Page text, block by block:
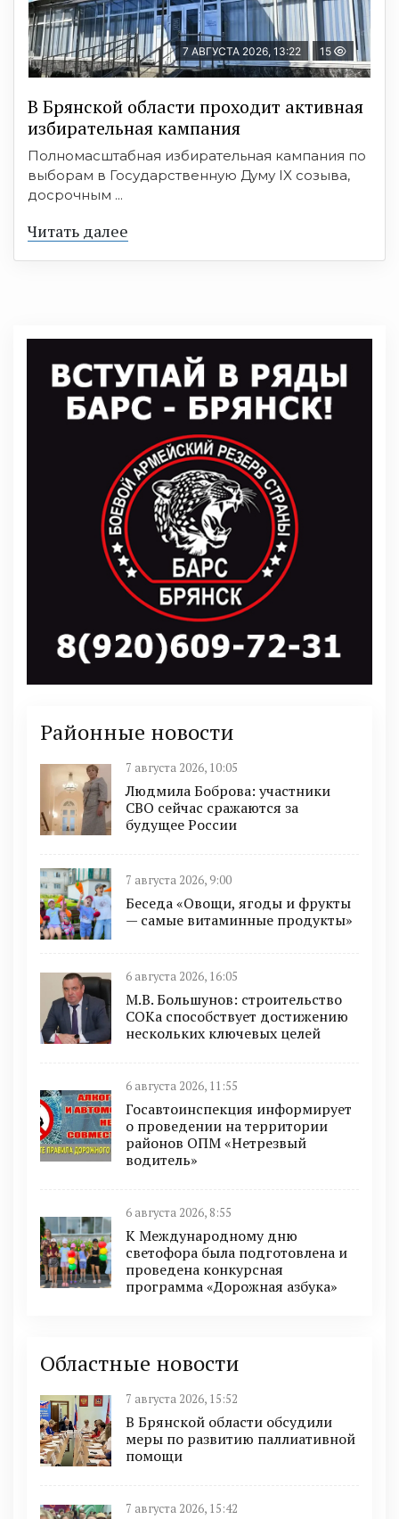
7 АВГУСТА 2026, 13:22 15
В Брянской области проходит активная
избирательная кампания
Полномасштабная избирательная кампания по
выборам в Государственную Думу IX созыва,
досрочным ...
Читать далее
Районные новости
7 августа 2026, 10:05
Людмила Боброва: участники
СВО сейчас сражаются за
будущее России
7 августа 2026, 9:00
Беседа «Овощи, ягоды и фрукты
— самые витаминные продукты»
6 августа 2026, 16:05
М.В. Большунов: строительство
СОКа способствует достижению
нескольких ключевых целей
6 августа 2026, 11:55
Госавтоинспекция информирует
о проведении на территории
районов ОПМ «Нетрезвый
водитель»
6 августа 2026, 8:55
К Международному дню
светофора была подготовлена и
проведена конкурсная
программа «Дорожная азбука»
Областные новости
7 августа 2026, 15:52
В Брянской области обсудили
меры по развитию паллиативной
помощи
7 августа 2026, 15:42